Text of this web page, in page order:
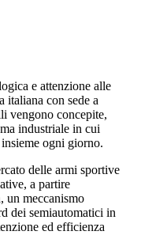
e attenzione alle
italiana con sede a
vengono concepite,
industriale in cui
ogni giorno.
delle armi sportive
a partire
un meccanismo
dei semiautomatici in
ed efficienza